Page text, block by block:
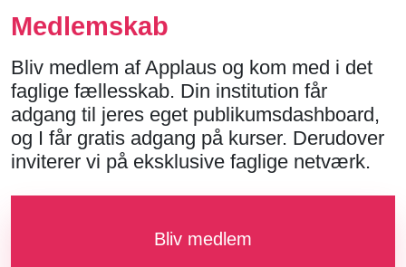
Medlemskab
Bliv medlem af Applaus og kom med i det
faglige fællesskab. Din institution får
adgang til jeres eget publikumsdashboard,
og I får gratis adgang på kurser. Derudover
inviterer vi på eksklusive faglige netværk.
Bliv medlem